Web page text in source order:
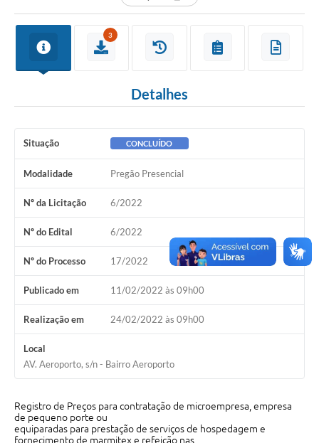
Carta de Serviços
Turismo
Legislação
Agenda
Telefones Úteis
Ouvidoria
Cavernas do Peruaçu
Links e Sites
Arquivos para Download
Diário Oficial
Links
Serviços Online
3
Detalhes
Situação CONCLUÍDO
Modalidade Pregão Presencial
Nº da Licitação 6/2022
Nº do Edital 6/2022
Nº do Processo 17/2022
Publicado em 11/02/2022 às 09h00
Realização em 24/02/2022 às 09h00
Local
AV. Aeroporto, s/n - Bairro Aeroporto
Registro de Preços para contratação de microempresa, empresa
de pequeno porte ou
equiparadas para prestação de serviços de hospedagem e
fornecimento de marmitex e refeição nas